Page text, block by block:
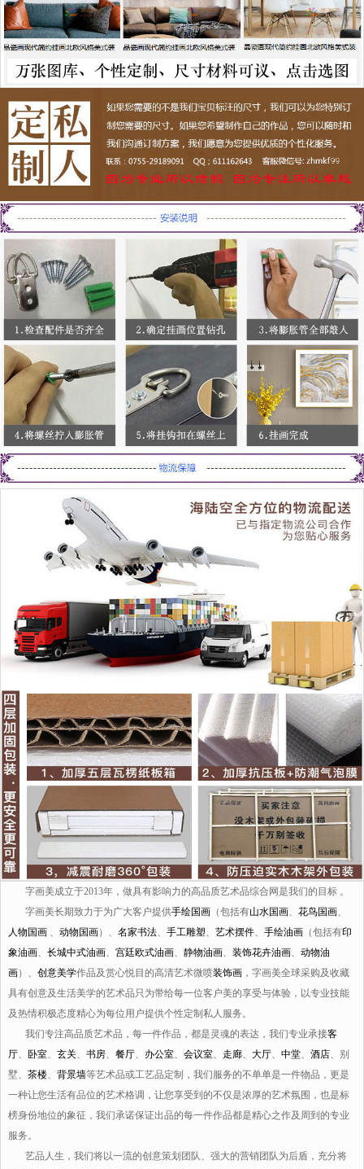
字画美成立于2013年，做具有影响力的高品质艺术品综合网是我们的目标 。
字画美长期致力于为广大客户提供手绘国画 （包括有山水国画 花鸟国画
人物国画
动物国画）、 名家书法 手工雕塑 艺术摆件 手绘油画 （包括有印
象油画
长城中式油画 宫廷欧式油画 静物油画 装饰花卉油画
动物油
画）、 创意美学作品及赏心悦目的高清艺术微喷装饰画 ，字画美全球采购及收藏
具有创意及生活美学的艺术品只为带给每一位客户美的享受与体验，以专业技能
及热情积极态度精心为每位用户提供个性定制私人服务。
我们专注高品质艺术品，每一件作品，都是灵魂的表达，我们专业承接客
厅
卧室 玄关 书房 餐厅 办公室 会议室 走廊 大厅 中堂 酒店 、别
墅、 茶楼 背景墙等艺术品或工艺品定制，我们服务的不单单是一件物品，更是
一种让您生活有品位的艺术格调，让您享受到的不仅是浓厚的艺术氛围，也是标
榜身份地位的象征，我们承诺保证出品的每一件作品都是精心之作及周到的专业
服务。
艺品人生，我们将以一流的创意策划团队、强大的营销团队为后盾，充分将